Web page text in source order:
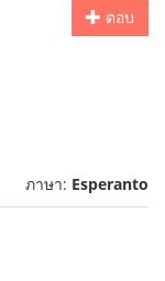
ตอบ
ภาษา: Esperanto